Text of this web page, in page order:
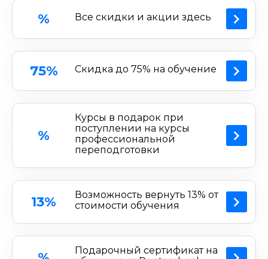
начинающих, так и для практикующих
дизайнеров, и проводится опытными
преподавателями. Курсы проходят онлайн, что
обеспечивает гибкость и удобство в обучении.
Промокод Pentaschool позволяет приобрести
% Все скидки и акции здесь
75% Скидка до 75% на обучение
%
Курсы в подарок при
поступлении на курсы
профессиональной
переподготовки
13%
Возможность вернуть 13% от
стоимости обучения
Подарочный сертификат на